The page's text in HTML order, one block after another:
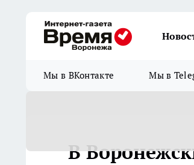
Мы в ВКонтакте Мы в
В